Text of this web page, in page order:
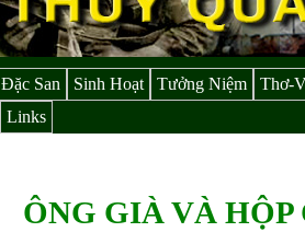
Đặc San Sinh Hoạt Tưởng Niệm
Thơ-
Links
ÔNG GIÀ VÀ HỘP